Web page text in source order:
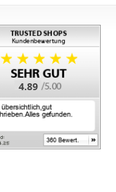
4.89